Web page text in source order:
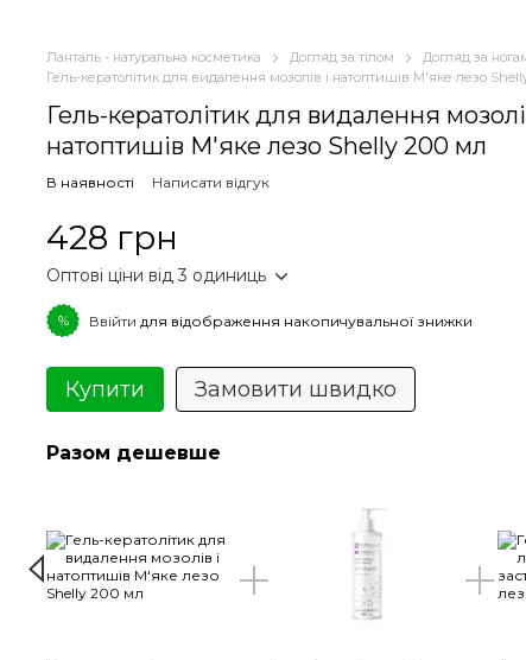
Ланталь - натуральна косметика Догляд за тілом
Догляд за
Гель-кератолітик для видалення мозолів і натоптишів М'яке лезо
Гель-кератолітик для видалення
натоптишів М'яке лезо Shelly 200 мл
В наявності Написати відгук
428 грн
Оптові ціни від 3 одиниць
% Ввійти для відображення накопичувальної знижки
Купити Замовити швидко
Разом дешевше